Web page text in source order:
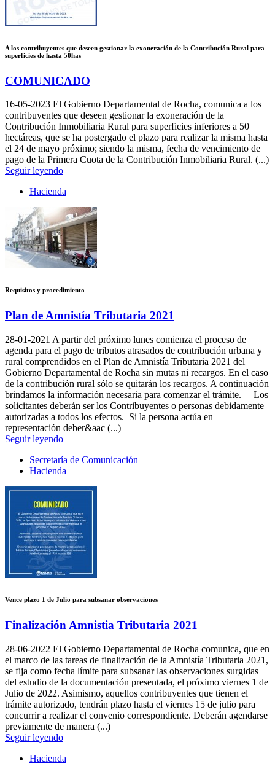
A los contribuyentes que deseen gestionar la exoneración de la Contribución Rural para
superficies de hasta 50has
COMUNICADO
16-05-2023 El Gobierno Departamental de Rocha, comunica a los
contribuyentes que deseen gestionar la exoneración de la
Contribución Inmobiliaria Rural para superficies inferiores a 50
hectáreas, que se ha postergado el plazo para realizar la misma hasta
el 24 de mayo próximo; siendo la misma, fecha de vencimiento de
pago de la Primera Cuota de la Contribución Inmobiliaria Rural. (...)
Seguir leyendo
Hacienda
Requisitos y procedimiento
Plan de Amnistía Tributaria 2021
28-01-2021 A partir del próximo lunes comienza el proceso de
agenda para el pago de tributos atrasados de contribución urbana y
rural comprendidos en el Plan de Amnistía Tributaria 2021 del
Gobierno Departamental de Rocha sin mutas ni recargos. En el caso
de la contribución rural sólo se quitarán los recargos. A continuación
brindamos la información necesaria para comenzar el trámite. Los
solicitantes deberán ser los Contribuyentes o personas debidamente
autorizadas a todos los efectos. Si la persona actúa en
representación deber&aac (...)
Seguir leyendo
Secretaría de Comunicación
Hacienda
Vence plazo 1 de Julio para subsanar observaciones
Finalización Amnistia Tributaria 2021
28-06-2022 El Gobierno Departamental de Rocha comunica, que en
el marco de las tareas de finalización de la Amnistía Tributaria 2021,
se fija como fecha límite para subsanar las observaciones surgidas
del estudio de la documentación presentada, el próximo viernes 1 de
Julio de 2022. Asimismo, aquellos contribuyentes que tienen el
trámite autorizado, tendrán plazo hasta el viernes 15 de julio para
concurrir a realizar el convenio correspondiente. Deberán agendarse
previamente de manera (...)
Seguir leyendo
Hacienda